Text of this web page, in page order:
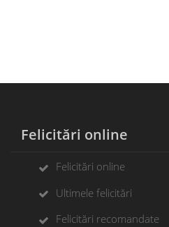
Felicitări online
Felicitări online
Ultimele felicitări
Felicitări recomandate